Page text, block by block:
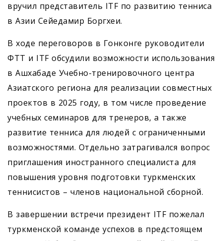
вручил представитель ITF по развитию тенниса
в Азии Сейедамир Боргхеи.
В ходе переговоров в Гонконге руководители
ФТТ и ITF обсудили возможности использования
в Ашхабаде Учебно-тренировочного центра
Азиатского региона для реализации совместных
проектов в 2025 году, в том числе проведение
учебных семинаров для тренеров, а также
развитие тенниса для людей с ограниченными
возможностями. Отдельно затрагивался вопрос
приглашения иностранного специалиста для
повышения уровня подготовки туркменских
теннисистов – членов национальной сборной.
В завершении встречи президент ITF пожелал
туркменской команде успехов в предстоящем